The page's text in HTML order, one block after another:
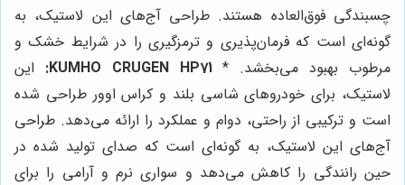
چسبندگی فوق‌العاده هستند. طراحی آج‌های این لاستیک، به
گونه‌ای است که فرمان‌پذیری و ترمزگیری را در شرایط خشک و
مرطوب بهبود می‌بخشد. *KUMHO CRUGEN HP71:
این
لاستیک، برای خودروهای شاسی بلند و کراس اوور طراحی شده
است و ترکیبی از راحتی، دوام و عملکرد را ارائه می‌دهد. طراحی
آج‌های این لاستیک، به گونه‌ای است که صدای تولید شده در
حین رانندگی را کاهش می‌دهد و سواری نرم و آرامی را برای